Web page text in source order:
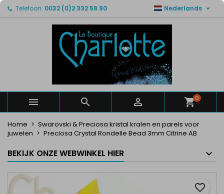
Telefoon: 0032 (0)2 332 58 90 Nederlands 
   0
Home
Swarovski & Preciosa kristal kralen en parels voor
juwelen
Preciosa Crystal Rondelle Bead 3mm Citrine AB
BEKIJK ONZE WEBWINKEL HIER
favorite_border
Mijn verlanglijsten ×
Maak een lijst
Maak een verlanglijst ×
Verlanglijst naam
Annuleren Maak een verlanglijst
Inloggen ×
U moet ingelogd zijn om producten in uw verlanglijst
Annuleren Inloggen